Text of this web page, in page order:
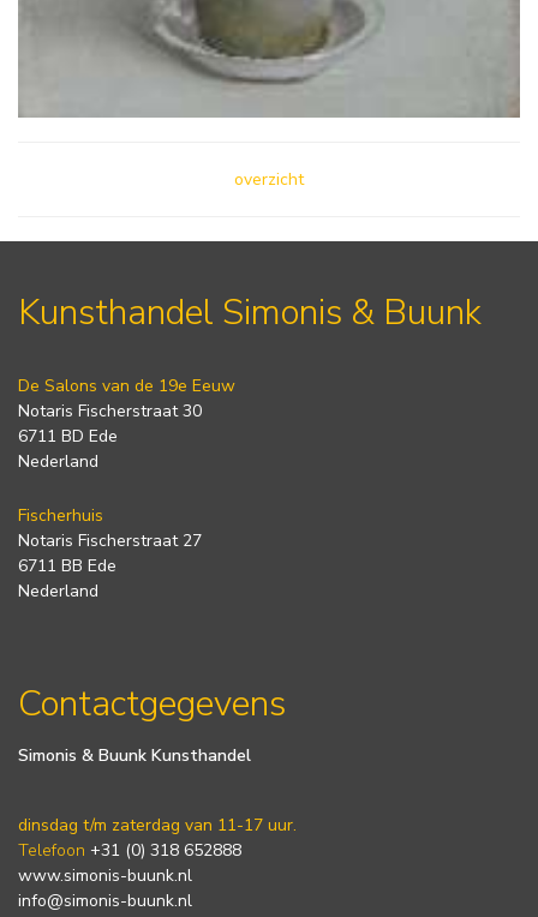
overzicht
Kunsthandel Simonis & Buunk
De Salons van de 19e Eeuw
Notaris Fischerstraat 30
6711 BD Ede
Nederland
Fischerhuis
Notaris Fischerstraat 27
6711 BB Ede
Nederland
Contactgegevens
Simonis & Buunk Kunsthandel
dinsdag t/m zaterdag van 11-17 uur.
Telefoon +31 (0) 318 652888
www.simonis-buunk.nl
info@simonis-buunk.nl